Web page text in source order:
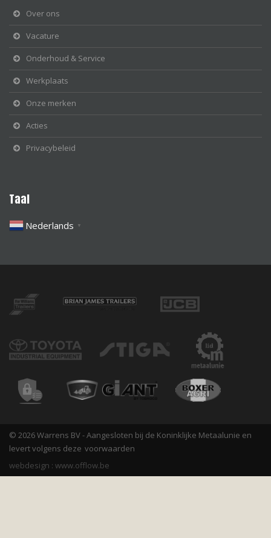
Over ons
Vacature
Onderhoud & Service
Werkplaats
Onze merken
Acties
Privacybeleid
Taal
Nederlands ▼
© 2026 Warrens BV - Aangesloten bij de Koninklijke Metaalunie en
levert volgens deze voorwaarden
webdesign : www.offlow.be